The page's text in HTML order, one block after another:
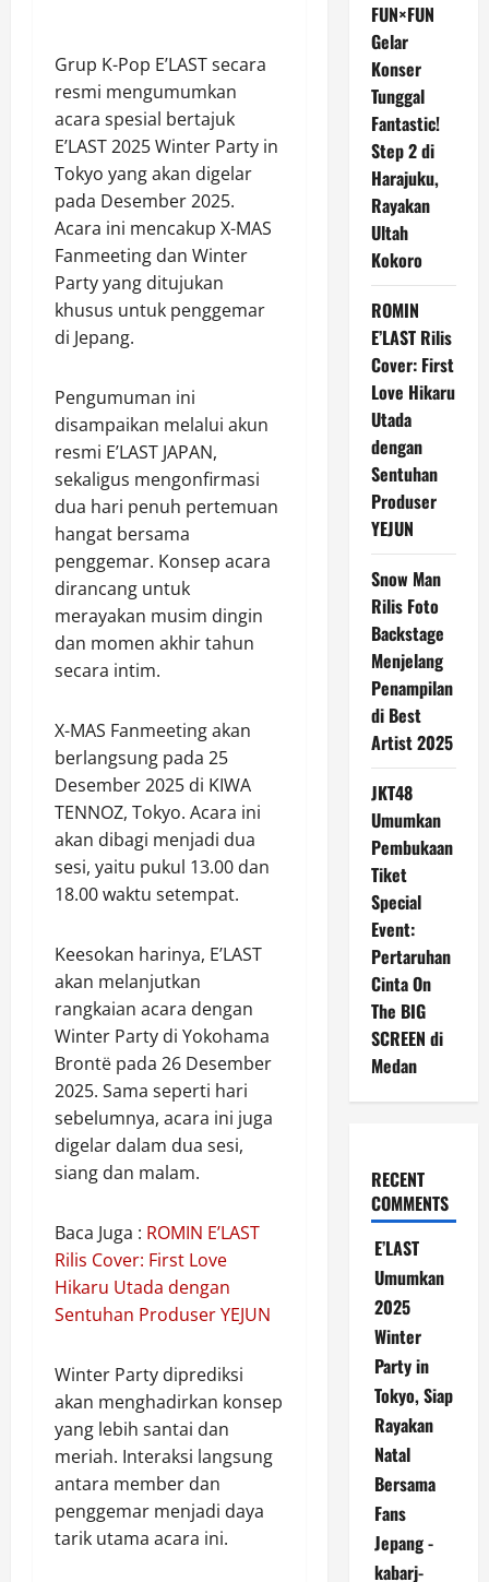
Grup K-Pop E’LAST secara
resmi mengumumkan
acara spesial bertajuk
E’LAST 2025 Winter Party in
Tokyo yang akan digelar
pada Desember 2025.
Acara ini mencakup X-MAS
Fanmeeting dan Winter
Party yang ditujukan
khusus untuk penggemar
di Jepang.
Pengumuman ini
disampaikan melalui akun
resmi E’LAST JAPAN,
sekaligus mengonfirmasi
dua hari penuh pertemuan
hangat bersama
penggemar. Konsep acara
dirancang untuk
merayakan musim dingin
dan momen akhir tahun
secara intim.
X-MAS Fanmeeting akan
berlangsung pada 25
Desember 2025 di KIWA
TENNOZ, Tokyo. Acara ini
akan dibagi menjadi dua
sesi, yaitu pukul 13.00 dan
18.00 waktu setempat.
Keesokan harinya, E’LAST
akan melanjutkan
rangkaian acara dengan
Winter Party di Yokohama
Brontë pada 26 Desember
2025. Sama seperti hari
sebelumnya, acara ini juga
digelar dalam dua sesi,
siang dan malam.
Baca Juga : ROMIN E’LAST
Rilis Cover: First Love
Hikaru Utada dengan
Sentuhan Produser YEJUN
Winter Party diprediksi
akan menghadirkan konsep
yang lebih santai dan
meriah. Interaksi langsung
antara member dan
penggemar menjadi daya
tarik utama acara ini.
FUN×FUN
Gelar
Konser
Tunggal
Fantastic!
Step 2 di
Harajuku,
Rayakan
Ultah
Kokoro
ROMIN
E’LAST Rilis
Cover: First
Love Hikaru
Utada
dengan
Sentuhan
Produser
YEJUN
Snow Man
Rilis Foto
Backstage
Menjelang
Penampilan
di Best
Artist 2025
JKT48
Umumkan
Pembukaan
Tiket
Special
Event:
Pertaruhan
Cinta On
The BIG
SCREEN di
Medan
RECENT
COMMENTS
E’LAST
Umumkan
2025
Winter
Party in
Tokyo, Siap
Rayakan
Natal
Bersama
Fans
Jepang -
kabarj-